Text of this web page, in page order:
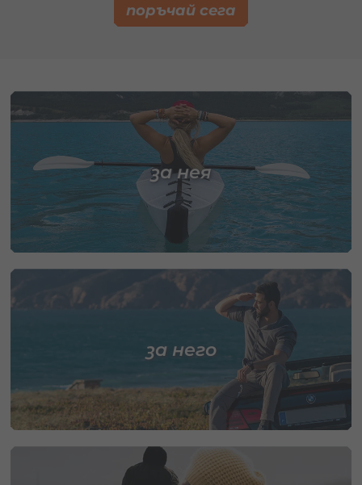
поръчай сега
за нея
за него